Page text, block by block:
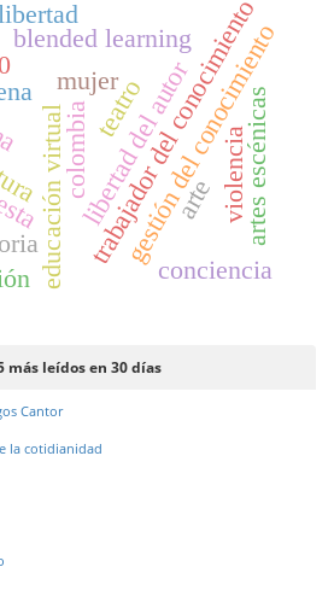
trabajador del conocimiento
educación virtual
blended learninggestión del conocimiento
mujerteatro
violenciaartes escénicas
libertad del autor
conciencia
colombia arte
más leídos en 30 días
Cantor
la cotidianidad